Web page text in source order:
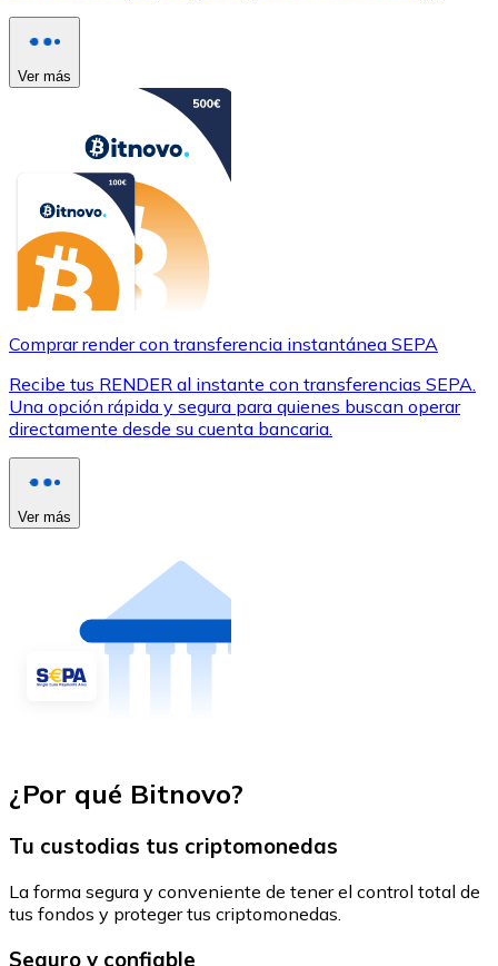
Ver más
Comprar render con transferencia instantánea SEPA
Recibe tus RENDER al instante con transferencias SEPA.
Una opción rápida y segura para quienes buscan operar
directamente desde su cuenta bancaria.
Ver más
¿Por qué Bitnovo?
Tu custodias tus criptomonedas
La forma segura y conveniente de tener el control total de
tus fondos y proteger tus criptomonedas.
Seguro y confiable